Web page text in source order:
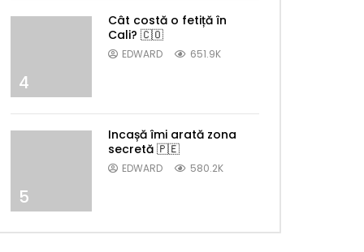
4
Cât costă o fetiță în
Cali? 🇨🇴
EDWARD 651.9K
5
Incașă îmi arată zona
secretă 🇵🇪
EDWARD 580.2K